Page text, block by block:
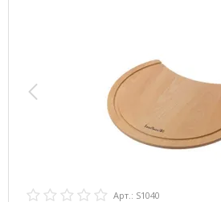
Арт.: S1040